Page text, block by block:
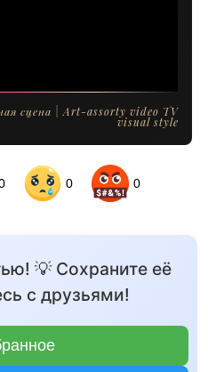
сцена | Art-assorty video TV
visual style
0 0
💡 Сохраните её
с друзьями!